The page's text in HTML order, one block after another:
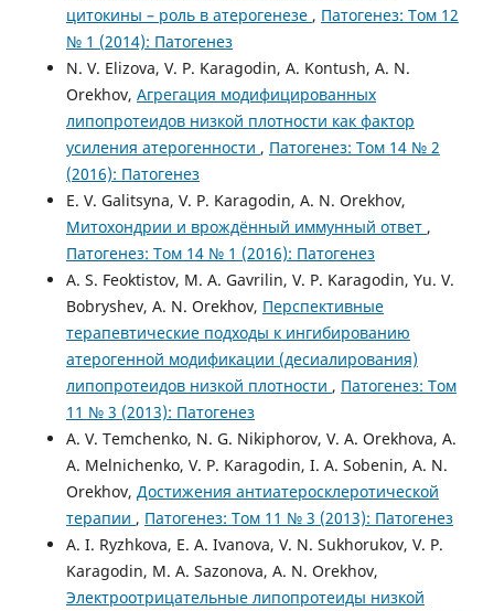
цитокины – роль в атерогенезе , Патогенез: Том 12
№ 1 (2014): Патогенез
N. V. Elizova, V. P. Karagodin, A. Kontush, A. N.
Orekhov, Агрегация модифицированных
липопротеидов низкой плотности как фактор
усиления атерогенности , Патогенез: Том 14 № 2
(2016): Патогенез
E. V. Galitsyna, V. P. Karagodin, A. N. Orekhov,
Митохондрии и врождённый иммунный ответ ,
Патогенез: Том 14 № 1 (2016): Патогенез
A. S. Feoktistov, M. A. Gavrilin, V. P. Karagodin, Yu. V.
Bobryshev, A. N. Orekhov, Перспективные
терапевтические подходы к ингибированию
атерогенной модификации (десиалирования)
липопротеидов низкой плотности , Патогенез: Том
11 № 3 (2013): Патогенез
A. V. Temchenko, N. G. Nikiphorov, V. A. Orekhova, A.
A. Melnichenko, V. P. Karagodin, I. A. Sobenin, A. N.
Orekhov, Достижения антиатеросклеротической
терапии , Патогенез: Том 11 № 3 (2013): Патогенез
A. I. Ryzhkova, E. A. Ivanova, V. N. Sukhorukov, V. P.
Karagodin, M. A. Sazonova, A. N. Orekhov,
Электроотрицательные липопротеиды низкой